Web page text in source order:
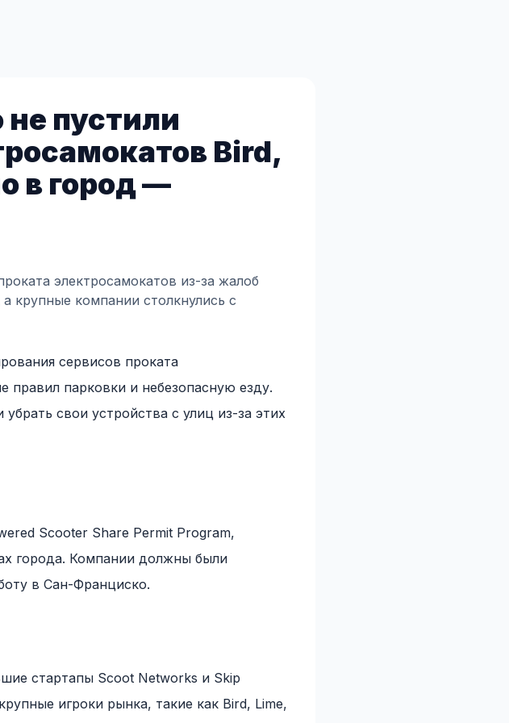
пустили
Bird,
в город —
электросамокатов из-за жалоб
крупные компании столкнулись с
сервисов проката
правил парковки и небезопасную езду.
свои устройства с улиц из-за этих
Scooter Share Permit Program,
города. Компании должны были
в Сан-Франциско.
стартапы Scoot Networks и Skip
игроки рынка, такие как Bird, Lime,